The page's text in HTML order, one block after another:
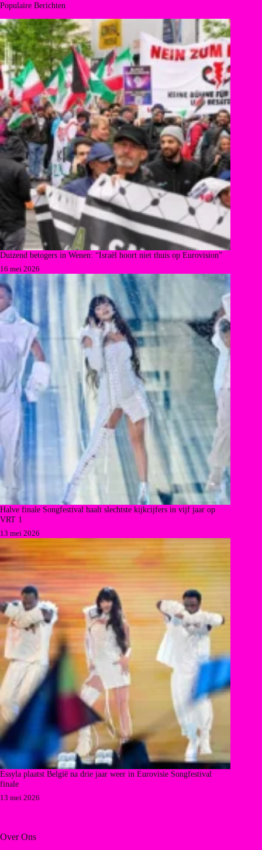
Populaire Berichten
Duizend betogers in Wenen: “Israël hoort niet thuis op Eurovision”
16 mei 2026
Halve finale Songfestival haalt slechtste kijkcijfers in vijf jaar op
VRT 1
13 mei 2026
Essyla plaatst België na drie jaar weer in Eurovisie Songfestival
finale
13 mei 2026
Over Ons